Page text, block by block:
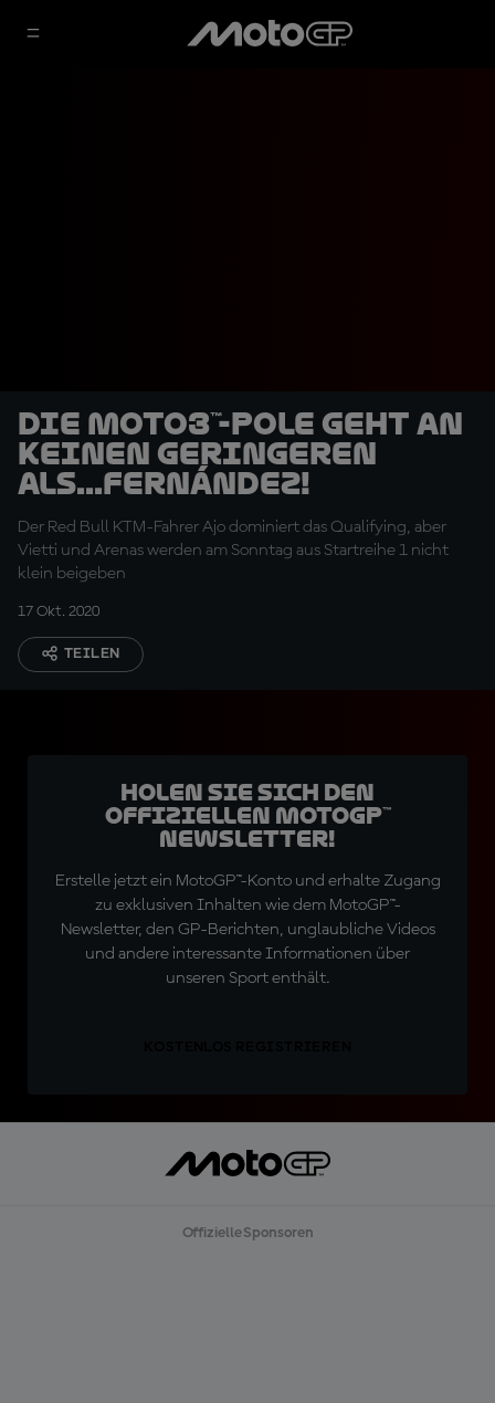
Die Moto3™-Pole geht an
keinen geringeren
als...Fernández!
Der Red Bull KTM-Fahrer Ajo dominiert das Qualifying, aber
Vietti und Arenas werden am Sonntag aus Startreihe 1 nicht
klein beigeben
17 Okt. 2020
TEILEN
Holen Sie sich den
offiziellen MotoGP™
Newsletter!
Erstelle jetzt ein MotoGP™-Konto und erhalte Zugang
zu exklusiven Inhalten wie dem MotoGP™-
Newsletter, den GP-Berichten, unglaubliche Videos
und andere interessante Informationen über
unseren Sport enthält.
Offizielle Sponsoren